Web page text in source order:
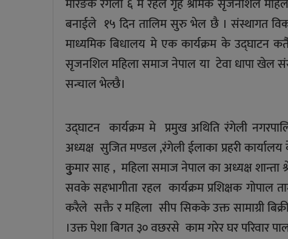
माेरङके रंगेली ६ मे रहल गृह श्रमिक सृजनशिल
बनाईले १५ दिन तालिम सुरु भेल छै । संस्थागत
माध्यमिक बिधालय मे एक कार्यक्रम के
सृजनशिल महिला समाज नेपाल या टेवा धापा खेल
सन्चाल भेल्छै।
उद्घाटन कार्यक्रम मे प्रमुख अथिति रंगेली
अध्यक्ष सुजित मण्डल ,रंगेली ईलाका प्रहरी
कुुुमार साह , महिला समाज नेपाल का अध्यक्ष शान्ता
सवके सहभागीता रहल कार्यक्रम प्रशिक्षक
करैले सक्तै र महिला सीप सिकके उक्त सामाग्री
।उक्त पेशा बिगत ३० वछरसे काम गरेर घर परिवार